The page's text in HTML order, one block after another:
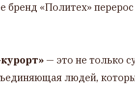
бренд «Политех»
— это не только
людей,